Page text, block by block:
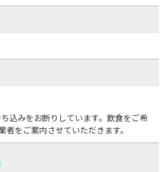
込みをお断りしています。飲食をご希
者をご案内させていただきます。